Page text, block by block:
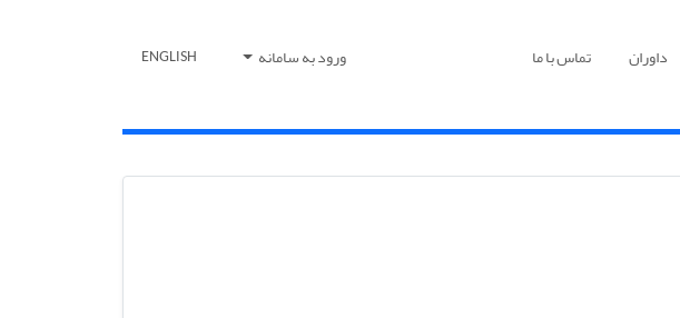
داوران تماس با ما ورود به سامانه ENGLISH